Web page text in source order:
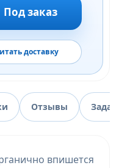
Под заказ
доставку
Отзывы
впишется